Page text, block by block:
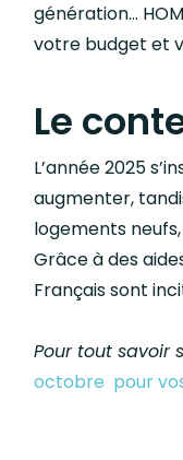
génération…
votre budget et
Le
L’année 2025
augmenter,
logements
Grâce à des
Français sont
Pour tout savoir
octobre pour